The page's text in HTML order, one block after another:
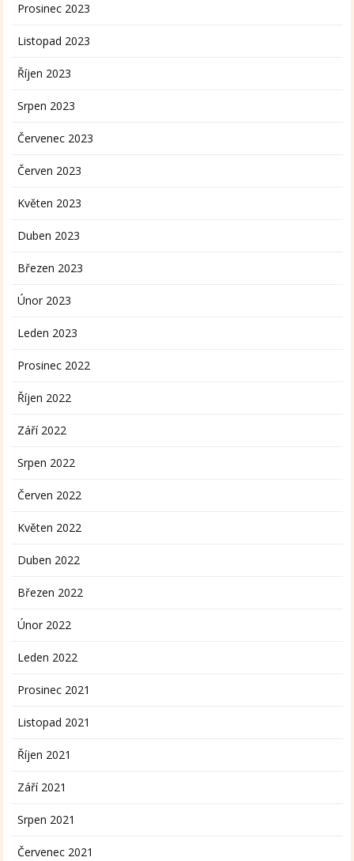
Prosinec 2023
Listopad 2023
Říjen 2023
Srpen 2023
Červenec 2023
Červen 2023
Květen 2023
Duben 2023
Březen 2023
Únor 2023
Leden 2023
Prosinec 2022
Říjen 2022
Září 2022
Srpen 2022
Červen 2022
Květen 2022
Duben 2022
Březen 2022
Únor 2022
Leden 2022
Prosinec 2021
Listopad 2021
Říjen 2021
Září 2021
Srpen 2021
Červenec 2021